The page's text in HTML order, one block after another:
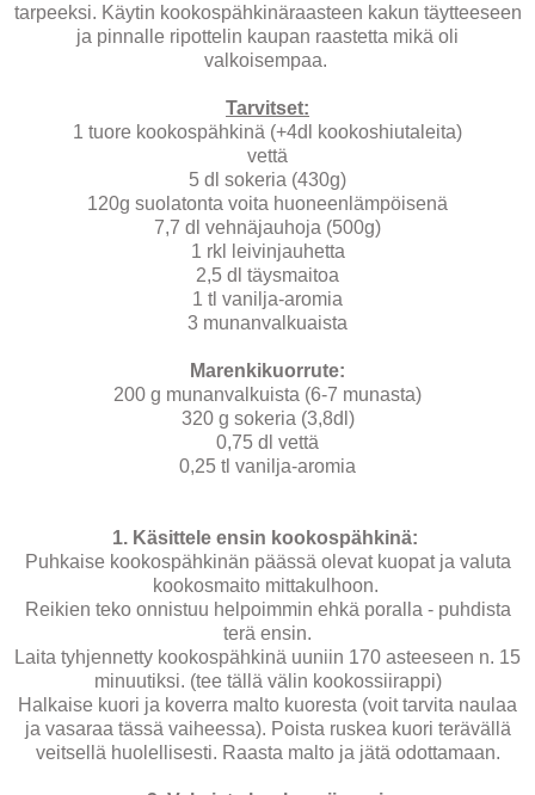
tarpeeksi. Käytin kookospähkinäraasteen kakun täytteeseen
ja pinnalle ripottelin kaupan raastetta mikä oli
valkoisempaa.
Tarvitset:
1 tuore kookospähkinä (+4dl kookoshiutaleita)
vettä
5 dl sokeria (430g)
120g suolatonta voita huoneenlämpöisenä
7,7 dl vehnäjauhoja (500g)
1 rkl leivinjauhetta
2,5 dl täysmaitoa
1 tl vanilja-aromia
3 munanvalkuaista
Marenkikuorrute:
200 g munanvalkuista (6-7 munasta)
320 g sokeria (3,8dl)
0,75 dl vettä
0,25 tl vanilja-aromia
1. Käsittele ensin kookospähkinä:
Puhkaise kookospähkinän päässä olevat kuopat ja valuta
kookosmaito mittakulhoon.
Reikien teko onnistuu helpoimmin ehkä poralla - puhdista
terä ensin.
Laita tyhjennetty kookospähkinä uuniin 170 asteeseen n. 15
minuutiksi. (tee tällä välin kookossiirappi)
Halkaise kuori ja koverra malto kuoresta (voit tarvita naulaa
ja vasaraa tässä vaiheessa). Poista ruskea kuori terävällä
veitsellä huolellisesti. Raasta malto ja jätä odottamaan.